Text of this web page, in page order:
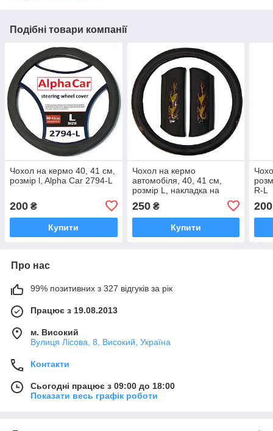
Подібні товари компанії
Чохол на кермо 40, 41 см,
розмір l, Alpha Car 2794-L
200 ₴
Купити
Чохол на кермо
автомобіля, 40, 41 см,
розмір L, накладка на
руль, Alpha Car 61202-L
250₴
Купити
R-L
200
Про нас
99% позитивних з 327 відгуків за рік
Працює з 19.08.2013
м. Високий
Вулиця Лісова, 8, Високий, Україна
Контакти
Сьогодні працює з 09:00 до 18:00
Показати весь графік роботи